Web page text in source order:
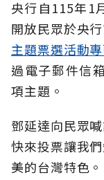
央行自115年1
開放民眾於央
主題票選活動
過電子郵件信
項主題。
鄧延達向民眾
快來投票讓我
美的台灣特色。